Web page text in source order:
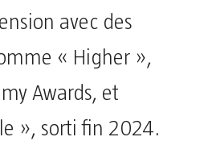
avec des
« Higher »,
Awards, et
», sorti fin 2024.